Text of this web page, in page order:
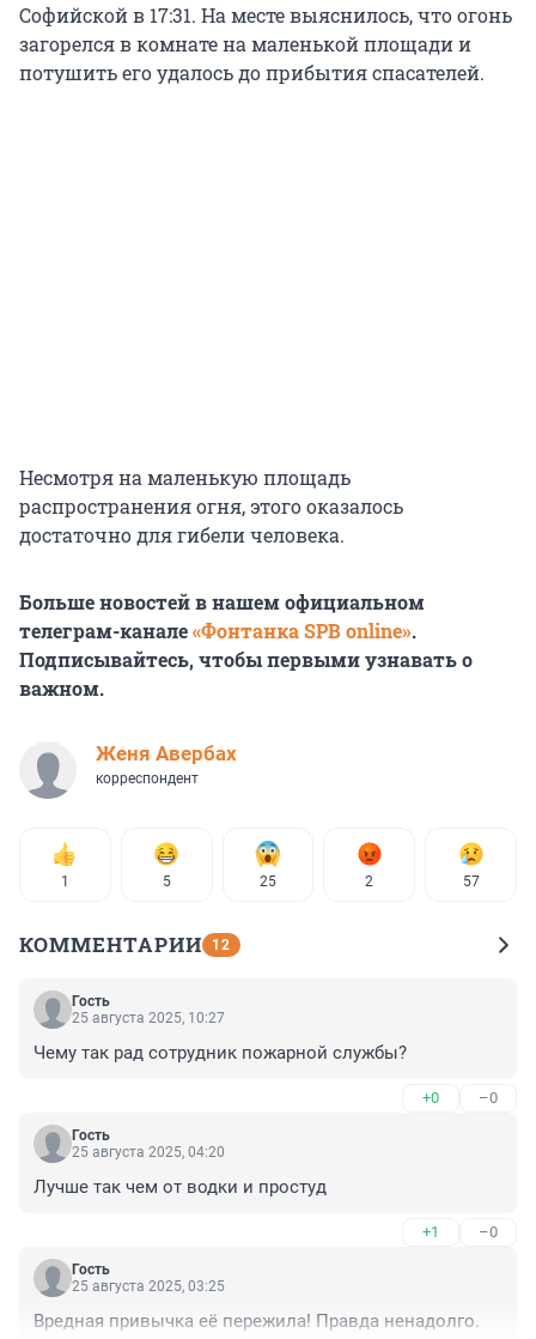
Софийской в 17:31. На месте выяснилось, что огонь
загорелся в комнате на маленькой площади и
потушить его удалось до прибытия спасателей.
Несмотря на маленькую площадь
распространения огня, этого оказалось
достаточно для гибели человека.
Больше новостей в нашем официальном
телеграм-канале«Фонтанка SPB online».
Подписывайтесь, чтобы первыми узнавать о
важном.
Женя Авербах
корреспондент
1 5 25 2 57
КОММЕНТАРИИ 12
Гость
25 августа 2025, 10:27
Чему так рад сотрудник пожарной службы?
+0 –0
Гость
25 августа 2025, 04:20
Лучше так чем от водки и простуд
+1 –0
Гость
25 августа 2025, 03:25
Вредная привычка её пережила! Правда ненадолго.